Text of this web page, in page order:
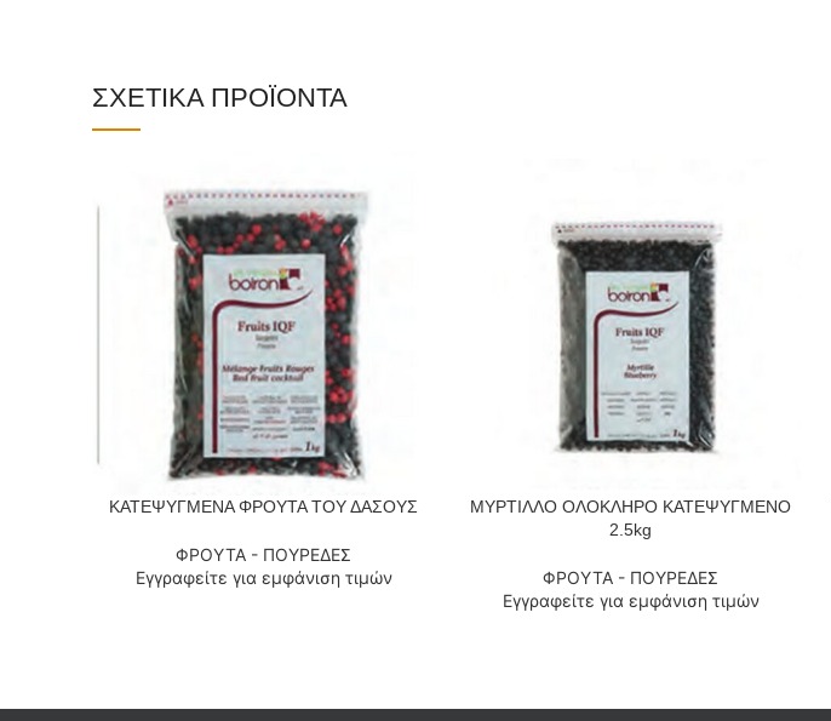
ΣΧΕΤΙΚΆ ΠΡΟΪΌΝΤΑ
ΔΙΑΒΆΣΤΕ ΠΕΡΙΣΣΌΤΕΡΑ
ΚΑΤΕΨΥΓΜΕΝΑ ΦΡΟΥΤΑ ΤΟΥ ΔΑΣΟΥΣ
ΦΡΟΥΤΑ - ΠΟΥΡΕΔΕΣ
Εγγραφείτε για εμφάνιση τιμών
ΔΙΑΒΆΣΤΕ ΠΕΡΙΣΣΌΤΕΡΑ
ΜΥΡΤΙΛΛΟ ΟΛΟΚΛΗΡΟ ΚΑΤΕΨΥΓΜΕΝΟ
2.5kg
ΦΡΟΥΤΑ - ΠΟΥΡΕΔΕΣ
Εγγραφείτε για εμφάνιση τιμών